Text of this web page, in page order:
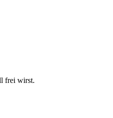
frei wirst.